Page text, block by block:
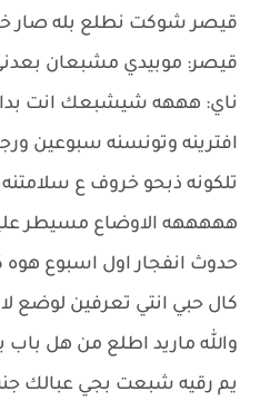
قيصر شوكت نطلع بله صار
قيصر: موبيدي مشبعان
ناي: هههه شيشبعك انت
افترينه وتونسنه سبوعين
تلكونه ذبحو خروف ع
هههههه الاوضاع مسيطر
حدوث انفجار اول اسبوع هوه
كال حبي انتي تعرفين لوضع
والله ماريد اطلع من هل باب
يم رقيه شبعت بجي عبالك